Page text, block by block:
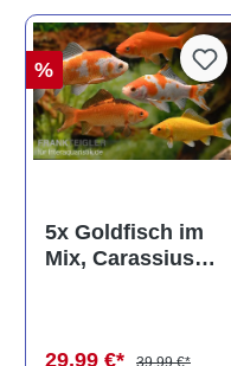
%
5x Goldfisch im
Mix, Carassius
29,99 €*
39,99 €*